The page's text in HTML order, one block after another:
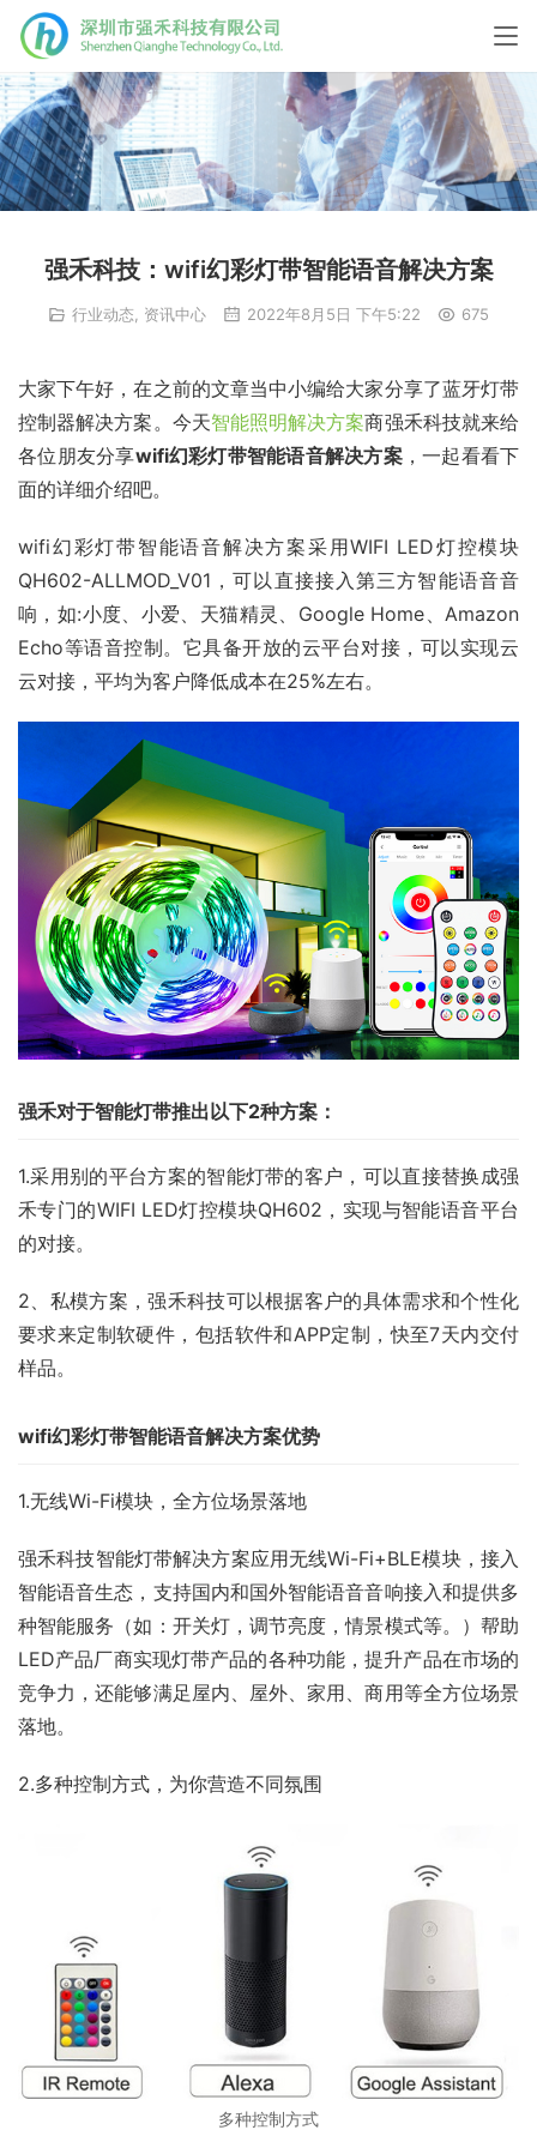
强禾科技：wifi幻彩灯带智能语音解决方案
行业动态 资讯中心 2022年8月5日 下午5:22 675
大家下午好，在之前的文章当中小编给大家分享了蓝牙灯带
控制器解决方案。今天智能照明解决方案商强禾科技就来给
各位朋友分享wifi幻彩灯带智能语音解决方案，一起看看下
面的详细介绍吧。
wifi幻彩灯带智能语音解决方案采用WIFI LED灯控模块
QH602-ALLMOD_V01，可以直接接入第三方智能语音音
响，如:小度、小爱、天猫精灵、Google Home、Amazon
Echo等语音控制。它具备开放的云平台对接，可以实现云
云对接，平均为客户降低成本在25%左右。
强禾对于智能灯带推出以下2种方案：
1.采用别的平台方案的智能灯带的客户，可以直接替换成强
禾专门的WIFI LED灯控模块QH602，实现与智能语音平台
的对接。
2、私模方案，强禾科技可以根据客户的具体需求和个性化
要求来定制软硬件，包括软件和APP定制，快至7天内交付
样品。
wifi幻彩灯带智能语音解决方案优势
1.无线Wi-Fi模块，全方位场景落地
强禾科技智能灯带解决方案应用无线Wi-Fi+BLE模块，接入
智能语音生态，支持国内和国外智能语音音响接入和提供多
种智能服务（如：开关灯，调节亮度，情景模式等。）帮助
LED产品厂商实现灯带产品的各种功能，提升产品在市场的
竞争力，还能够满足屋内、屋外、家用、商用等全方位场景
落地。
2.多种控制方式，为你营造不同氛围
多种控制方式